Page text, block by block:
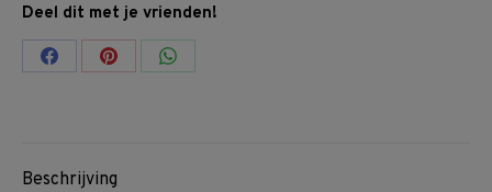
Deel dit met je vrienden!
Share Share Share
Beschrijving